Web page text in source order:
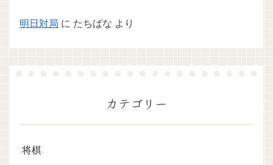
明日対局 に たちばな より
カテゴリー
将棋